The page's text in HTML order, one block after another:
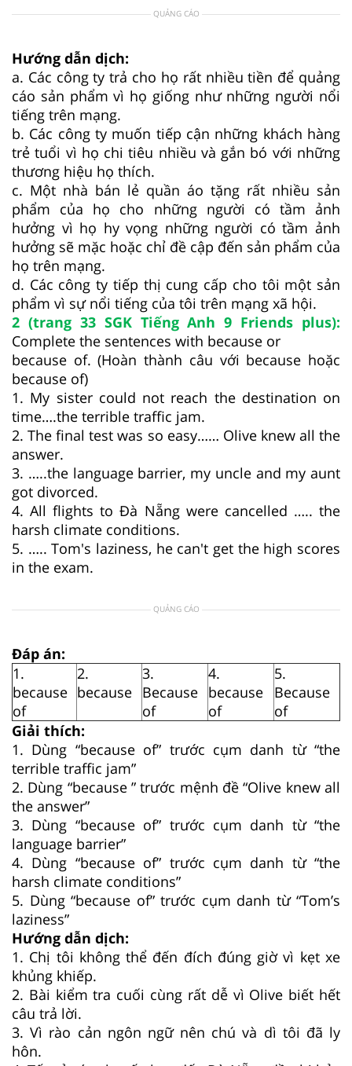
QUẢNG CÁO
Hướng dẫn dịch:
a. Các công ty trả cho họ rất nhiều tiền để quảng
cáo sản phẩm vì họ giống như những người nổi
tiếng trên mạng.
b. Các công ty muốn tiếp cận những khách hàng
trẻ tuổi vì họ chi tiêu nhiều và gắn bó với những
thương hiệu họ thích.
c. Một nhà bán lẻ quần áo tặng rất nhiều sản
phẩm của họ cho những người có tầm ảnh
hưởng vì họ hy vọng những người có tầm ảnh
hưởng sẽ mặc hoặc chỉ đề cập đến sản phẩm của
họ trên mạng.
d. Các công ty tiếp thị cung cấp cho tôi một sản
phẩm vì sự nổi tiếng của tôi trên mạng xã hội.
2 (trang 33 SGK Tiếng Anh 9 Friends plus):
Complete the sentences with because or
because of. (Hoàn thành câu với because hoặc
because of)
1. My sister could not reach the destination on
time….the terrible traffic jam.
2. The final test was so easy…… Olive knew all the
answer.
3. …..the language barrier, my uncle and my aunt
got divorced.
4. All flights to Đà Nẵng were cancelled ….. the
harsh climate conditions.
5. ….. Tom's laziness, he can't get the high scores
in the exam.
QUẢNG CÁO
Đáp án:
1.
because
of
2.
because
3.
Because
of
4.
because
of
5.
Because
of
Giải thích:
1. Dùng “because of” trước cụm danh từ “the
terrible traffic jam”
2. Dùng “because ” trước mệnh đề “Olive knew all
the answer”
3. Dùng “because of” trước cụm danh từ “the
language barrier”
4. Dùng “because of” trước cụm danh từ “the
harsh climate conditions”
5. Dùng “because of” trước cụm danh từ “Tom’s
laziness”
Hướng dẫn dịch:
1. Chị tôi không thể đến đích đúng giờ vì kẹt xe
khủng khiếp.
2. Bài kiểm tra cuối cùng rất dễ vì Olive biết hết
câu trả lời.
3. Vì rào cản ngôn ngữ nên chú và dì tôi đã ly
hôn.